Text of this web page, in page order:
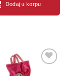
Dodaj u korpu